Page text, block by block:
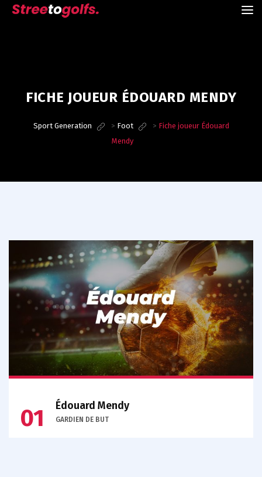
FICHE JOUEUR ÉDOUARD MENDY
Sport Generation > Foot > Fiche joueur Édouard
Mendy
Édouard Mendy
GARDIEN DE BUT
01